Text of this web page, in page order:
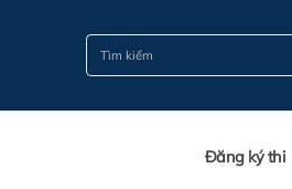
Đăng ký thi